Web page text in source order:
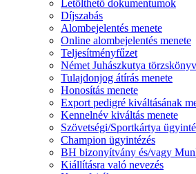
Letölthető dokumentumok
Díjszabás
Alombejelentés menete
Online alombejelentés menete
Teljesítményfűzet
Német Juhászkutya
Tulajdonjog átírás menete
Honosítás menete
Export pedigré kiváltásának
Kennelnév kiváltás menete
Szövetségi/Sportkártya
Champion ügyintézés
BH bizonyítvány és/vagy
Kiállításra való nevezés